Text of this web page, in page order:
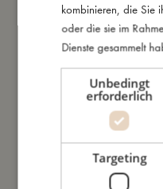
kombinieren, die Sie
oder die sie im
Dienste gesammelt
Unbedingt
erforderlich
Targeting